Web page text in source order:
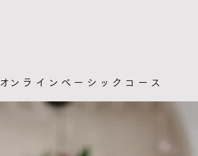
​オンラインベーシックコース